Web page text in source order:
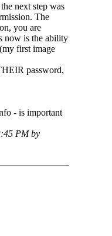
next step was
The
you are
now is the ability
first image
password,
- is important
PM by